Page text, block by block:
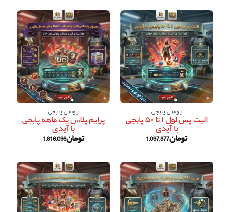
یوسی پابجی
الیت پس لول ۱ تا ۵۰ پابجی
با آیدی
تومان1,097,877
یوسی پابجی
پرایم پلاس یک ماهه پابجی
با آیدی
تومان1,816,096